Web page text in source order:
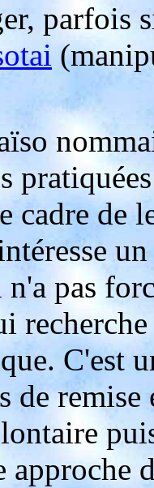
parfois
cadre de
pas
C'est
de
approche